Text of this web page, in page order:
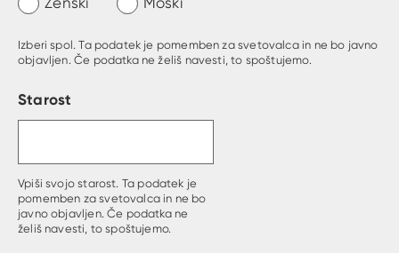
Izberi spol. Ta podatek je pomemben za svetovalca in ne bo javno
objavljen. Če podatka ne želiš navesti, to spoštujemo.
Starost
Vpiši svojo starost. Ta podatek je
pomemben za svetovalca in ne bo
javno objavljen. Če podatka ne
želiš navesti, to spoštujemo.